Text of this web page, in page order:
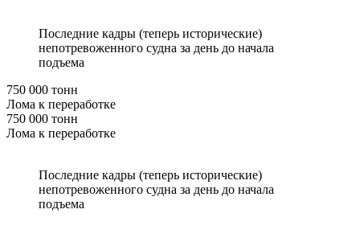
Последние кадры (теперь исторические)
непотревоженного судна за день до начала
подъема
750 000 тонн
Лома к переработке
750 000 тонн
Лома к переработке
Последние кадры (теперь исторические)
непотревоженного судна за день до начала
подъема